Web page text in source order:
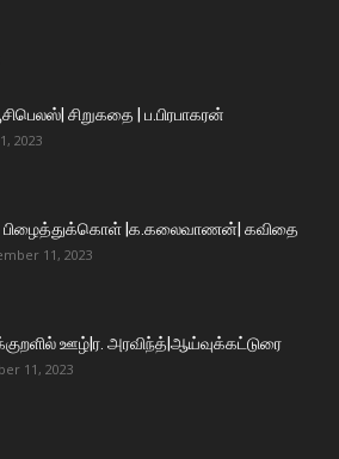
சிறுகதை | ப.பிரபாகரன்
2023
பிழைத்துக்கொள் |க.கலைவாணன்| கவிதை
11, 2023
ஊழ்|ர. அரவிந்த்|ஆய்வுக்கட்டுரை
11, 2023